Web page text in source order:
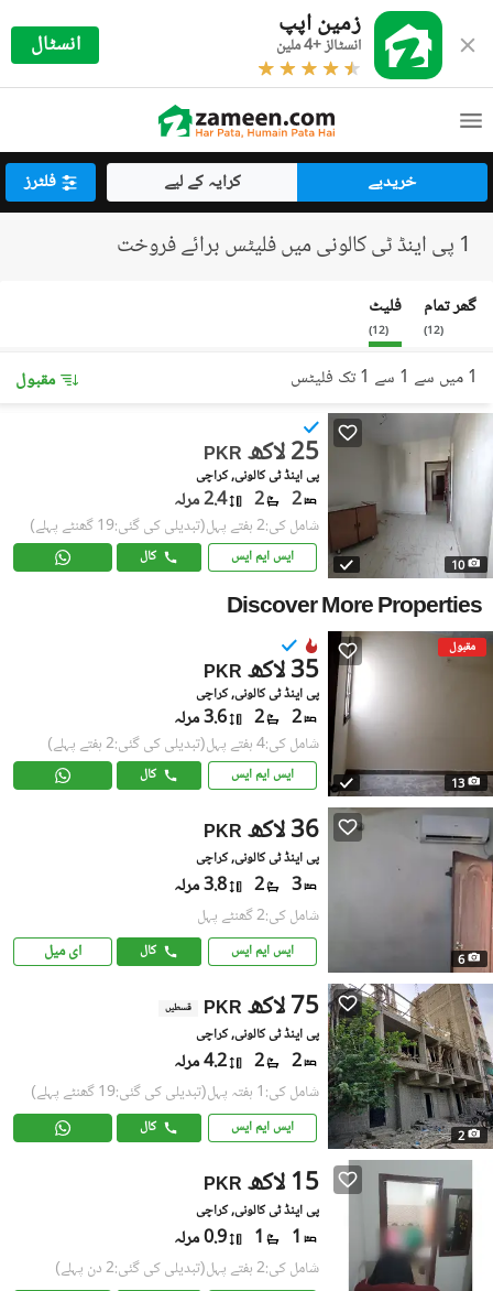
زمین اپپ
انسٹالز +4 ملین انسٹال
خریدیے کرایہ کے لیے فلٹرز
1 پی اینڈ ٹی کالونی میں فلیٹس برائے فروخت
گھر تمام
(
12
)
فلیٹ
(
12
)
1 میں سے 1 سے 1 تک فلیٹس مقبول
10
PKR 25 لاکھ
پی اینڈ ٹی کالونی, کراچی
2
2 2.4 مرلہ
شامل کی:2 ہفتے پہل (تبدیلی کی گئی:19 گھنٹے پہلے)
ایس ایم ایس کال
Discover More Properties
مقبول
13
PKR 35 لاکھ
پی اینڈ ٹی کالونی, کراچی
2
2 3.6 مرلہ
شامل کی:4 ہفتے پہل (تبدیلی کی گئی:2 ہفتے پہلے)
ایس ایم ایس کال
6
PKR 36 لاکھ
پی اینڈ ٹی کالونی, کراچی
3
2 3.8 مرلہ
شامل کی:2 گھنٹے پہل
ایس ایم ایس کال ای میل
2
PKR 75 لاکھ قسطیں
پی اینڈ ٹی کالونی, کراچی
2
2 4.2 مرلہ
شامل کی:1 ہفتہ پہل (تبدیلی کی گئی:19 گھنٹے پہلے)
ایس ایم ایس کال
PKR 15 لاکھ
پی اینڈ ٹی کالونی, کراچی
1
1 0.9 مرلہ
شامل کی:2 ہفتے پہل (تبدیلی کی گئی:2 دن پہلے)